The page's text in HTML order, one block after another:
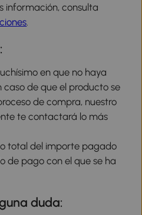
información, consulta
en que no haya
caso de que el producto se
de compra, nuestro
te contactará lo más
total del importe pagado
de pago con el que se ha
duda: